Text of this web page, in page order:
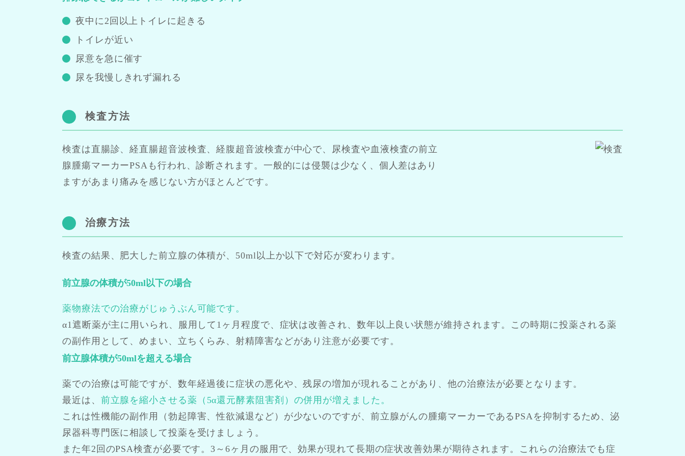
夜中に2回以上トイレに起きる
トイレが近い
尿意を急に催す
尿を我慢しきれず漏れる
検査方法
検査は直腸診、経直腸超音波検査、経腹超音波検査が中心で、尿検査や血液検査の前立
腺腫瘍マーカーPSAも行われ、診断されます。一般的には侵襲は少なく、個人差はあり
ますがあまり痛みを感じない方がほとんどです。
治療方法
検査の結果、肥大した前立腺の体積が、50ml以上か以下で対応が変わります。
前立腺の体積が50ml以下の場合
薬物療法での治療がじゅうぶん可能です。
α1遮断薬が主に用いられ、服用して1ヶ月程度で、症状は改善され、数年以上良い状態が維持されます。この時期に投薬される薬
の副作用として、めまい、立ちくらみ、射精障害などがあり注意が必要です。
前立腺体積が50mlを超える場合
薬での治療は可能ですが、数年経過後に症状の悪化や、残尿の増加が現れることがあり、他の治療法が必要となります。
最近は、 前立腺を縮小させる薬（5α還元酵素阻害剤）の併用が増えました。
これは性機能の副作用（勃起障害、性欲減退など）が少ないのですが、前立腺がんの腫瘍マーカーであるPSAを抑制するため、泌
尿器科専門医に相談して投薬を受けましょう。
また年2回のPSA検査が必要です。3～6ヶ月の服用で、効果が現れて長期の症状改善効果が期待されます。これらの治療法でも症